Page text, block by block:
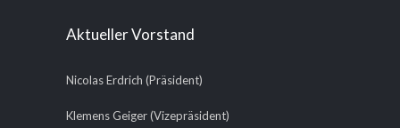
Aktueller Vorstand
Nicolas Erdrich (Präsident)
Klemens Geiger (Vizepräsident)